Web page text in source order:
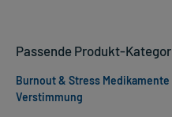
Passende Produkt-
Burnout & Stress Medikamente
Verstimmung